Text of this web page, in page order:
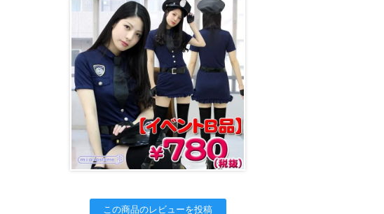
この商品のレビューを投稿